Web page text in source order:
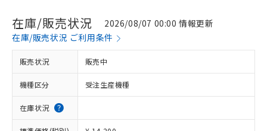
在庫/販売状況
2026/08/07 00:00 情報更新
在庫/販売状況 ご利用条件
販売状況 販売中
機種区分 受注生産機種
在庫状況